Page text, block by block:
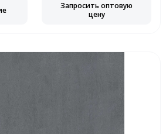
Запросить оптовую
цену